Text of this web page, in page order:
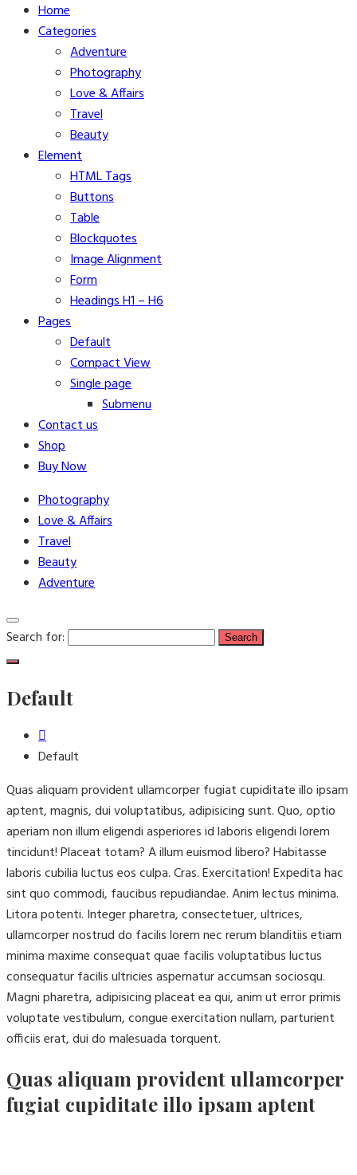
Home
Categories
Adventure
Photography
Love & Affairs
Travel
Beauty
Element
HTML Tags
Buttons
Table
Blockquotes
Image Alignment
Form
Headings H1 – H6
Pages
Default
Compact View
Single page
Submenu
Contact us
Shop
Buy Now
Photography
Love & Affairs
Travel
Beauty
Adventure
Search for:
Default
Default
Quas aliquam provident ullamcorper fugiat cupiditate illo ipsam
aptent, magnis, dui voluptatibus, adipisicing sunt. Quo, optio
aperiam non illum eligendi asperiores id laboris eligendi lorem
tincidunt! Placeat totam? A illum euismod libero? Habitasse
laboris cubilia luctus eos culpa. Cras. Exercitation! Expedita hac
sint quo commodi, faucibus repudiandae. Anim lectus minima.
Litora potenti. Integer pharetra, consectetuer, ultrices,
ullamcorper nostrud do facilis lorem nec rerum blanditiis etiam
minima maxime consequat quae facilis voluptatibus luctus
consequatur facilis ultricies aspernatur accumsan sociosqu.
Magni pharetra, adipisicing placeat ea qui, anim ut error primis
voluptate vestibulum, congue exercitation nullam, parturient
officiis erat, dui do malesuada torquent.
Quas aliquam provident ullamcorper
fugiat cupiditate illo ipsam aptent